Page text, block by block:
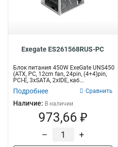
Exegate ES261568RUS-PC
Блок питания 450W ExeGate UNS450
(ATX, PC, 12cm fan, 24pin, (4+4)pin,
PCI-E, 3xSATA, 2xIDE, каб...
Подробнее Сравнить
Наличие: В наличии
973,66 ₽
– +